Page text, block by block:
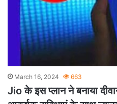
March 16, 2024 663
Jio के इस प्लान ने बनाया